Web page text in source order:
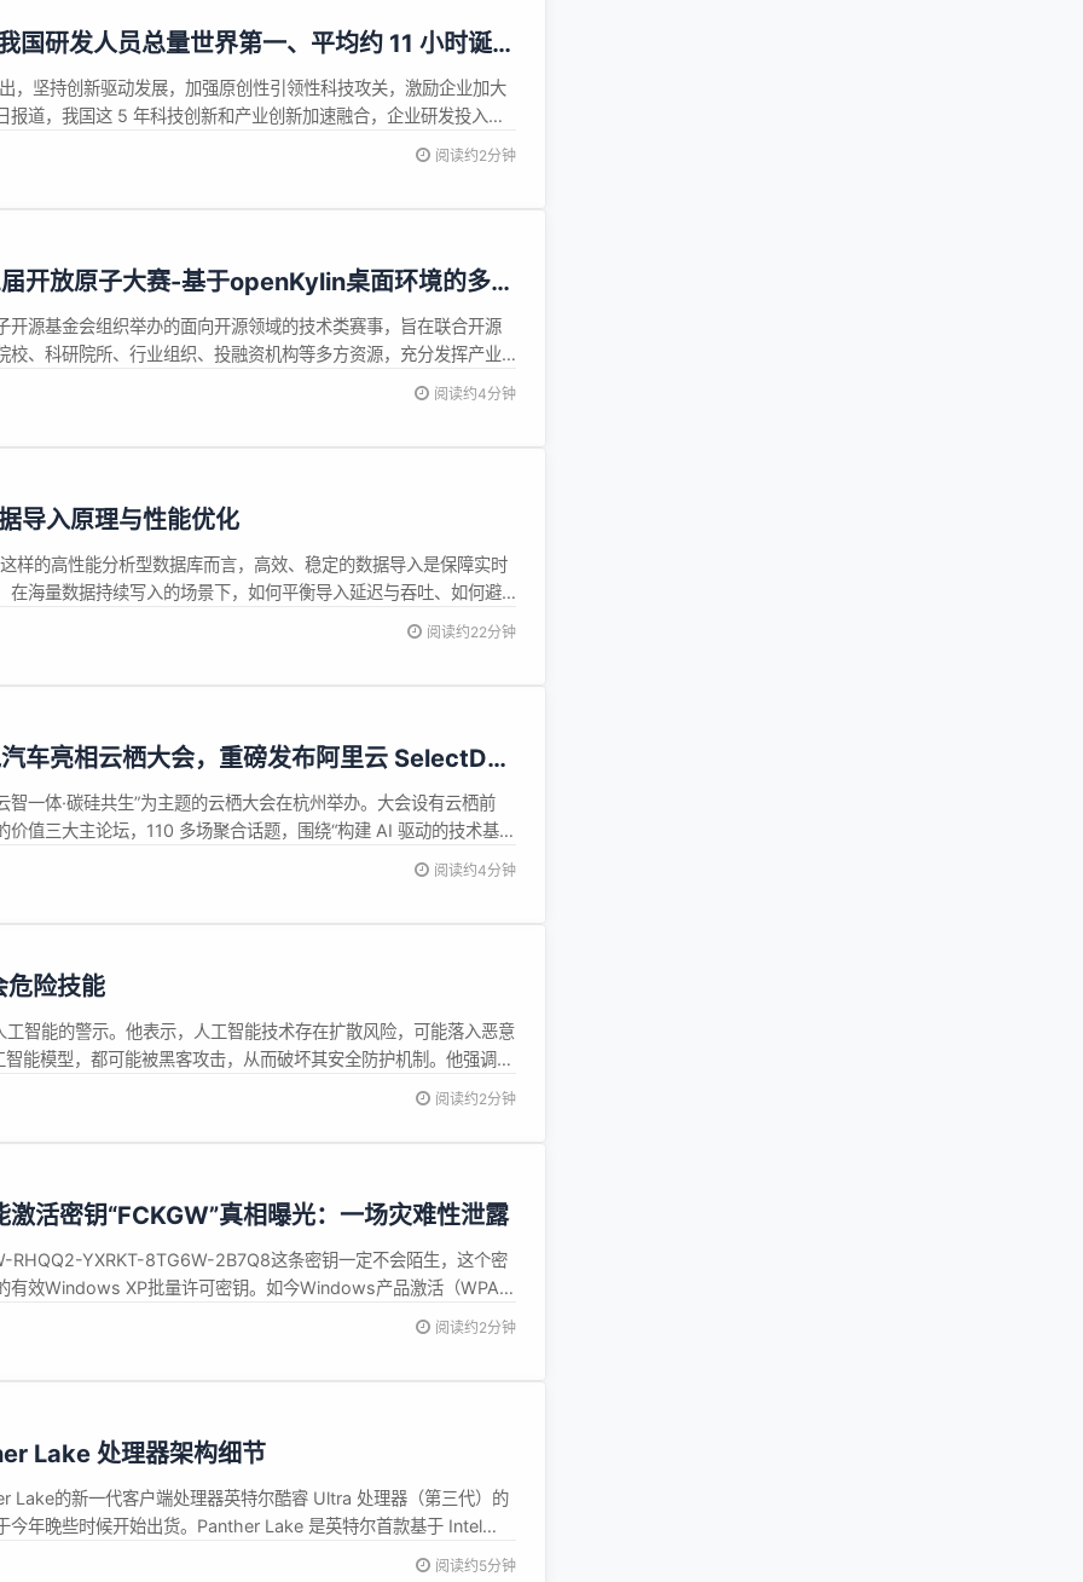
国研发人员总量世界第一、平均约 11 小时诞生
，坚持创新驱动发展，加强原创性引领性科技攻关，激励企业加大
报道，我国这 5 年科技创新和产业创新加速融合，企业研发投入占
50 万家，同比增长 83%。 另外，“十四五” 规划纲要提出，加强关
阅读约2分钟
开放原子大赛-基于openKylin桌面环境的多智
开源基金会组织举办的面向开源领域的技术类赛事，旨在联合开源
校、科研院所、行业组织、投融资机构等多方资源，充分发挥产业
基于开源共享、共建共治的原则共同举办。作为开放原子开源基金
阅读约4分钟
导入原理与性能优化
样的高性能分析型数据库而言，高效、稳定的数据导入是保障实时
在海量数据持续写入的场景下，如何平衡导入延迟与吞吐、如何避
的核心挑战。Apache Doris 本文将深入剖析 Doris 数据导入的核心
阅读约22分钟
车亮相云栖大会，重磅发布阿里云 SelectDB
一体·碳硅共生”为主题的云栖大会在杭州举办。大会设有云栖前
价值三大主论坛，110 多场聚合话题，围绕“构建 AI 驱动的技术基
限边界”、“重塑 AI 时代的生产力与协作”三大主题方向，全方位呈
阅读约4分钟
危险技能
智能的警示。他表示，人工智能技术存在扩散风险，可能落入恶意
能模型，都可能被黑客攻击，从而破坏其安全防护机制。他强调，
的技能。 施密特提到，虽然大型科技公司已经采取措施来防止...
阅读约2分钟
活密钥“FCKGW”真相曝光：一场灾难性泄露
RHQQ2-YXRKT-8TG6W-2B7Q8这条密钥一定不会陌生，这个密
有效Windows XP批量许可密钥。如今Windows产品激活（WPA）
Plummer证实，FCKGW-RHQQ2-YXRKT-8TG6W-2B7Q8并非什
阅读约2分钟
Lake 处理器架构细节
Lake的新一代客户端处理器英特尔酷睿 Ultra 处理器（第三代）的
今年晚些时候开始出货。Panther Lake 是英特尔首款基于 Intel
这一制程是英特尔研发并制造的最先进的半导体工艺。 英特尔还预
阅读约5分钟